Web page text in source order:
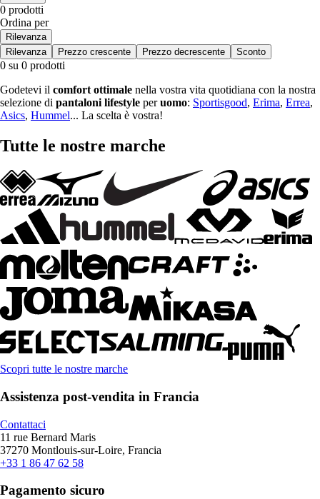
0 prodotti
Ordina per
Rilevanza
Rilevanza
Prezzo crescente Prezzo decrescente Sconto
0 su 0 prodotti
Godetevi il comfort ottimale nella vostra vita quotidiana con la nostra
selezione di pantaloni lifestyle peruomo: Sportisgood, Erima, Errea,
Asics, Hummel... La scelta è vostra!
Tutte le nostre marche
Scopri tutte le nostre marche
Assistenza post-vendita in Francia
Contattaci
11 rue Bernard Maris
37270 Montlouis-sur-Loire, Francia
+33 1 86 47 62 58
Pagamento sicuro